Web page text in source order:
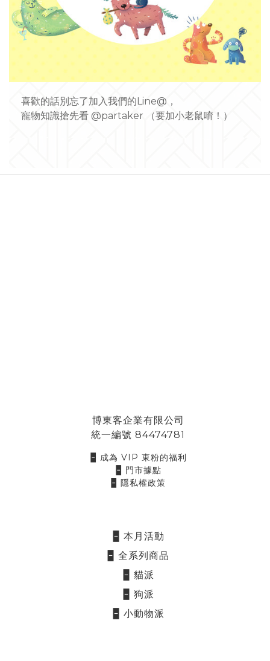
喜歡的話別忘了加入我們的Line@，
寵物知識搶先看 @partaker （要加小老鼠唷！）
博東客企業有限公司
統一編號 84474781
🁢 成為 VIP 東粉的福利
🁢 門市據點
🁢 隱私權政策
🁢 本月活動
🁢 全系列商品
🁢 貓派
🁢 狗派
🁢 小動物派